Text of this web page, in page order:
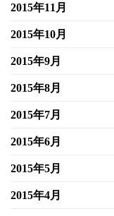
2015年11月
2015年10月
2015年9月
2015年8月
2015年7月
2015年6月
2015年5月
2015年4月